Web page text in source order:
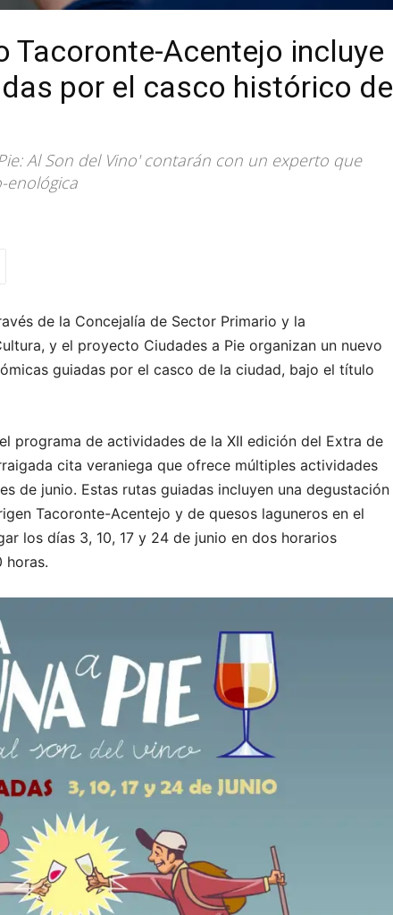
Tacoronte-Acentejo incluye
por el casco histórico de
Al Son del Vino' contarán con un experto que
enológica
de la Concejalía de Sector Primario y la
y el proyecto Ciudades a Pie organizan un nuevo
guiadas por el casco de la ciudad, bajo el título
programa de actividades de la XII edición del Extra de
cita veraniega que ofrece múltiples actividades
de junio. Estas rutas guiadas incluyen una degustación
Tacoronte-Acentejo y de quesos laguneros en el
los días 3, 10, 17 y 24 de junio en dos horarios
horas.